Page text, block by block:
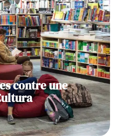
contre une